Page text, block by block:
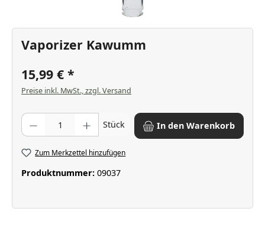
Vaporizer Kawumm
15,99 €
Preise inkl. MwSt., zzgl. Versand
Produkt Anzahl: Gib den gewünschten Wert ein oder benutze die
Stück In den Warenkorb
Zum Merkzettel hinzufügen
Produktnummer: 09037